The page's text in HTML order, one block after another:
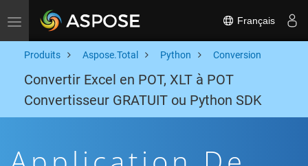
Toggle navigation Français
Produits Aspose.Total Python Conversion
Convertir Excel en POT, XLT à POT
Convertisseur GRATUIT ou Python SDK